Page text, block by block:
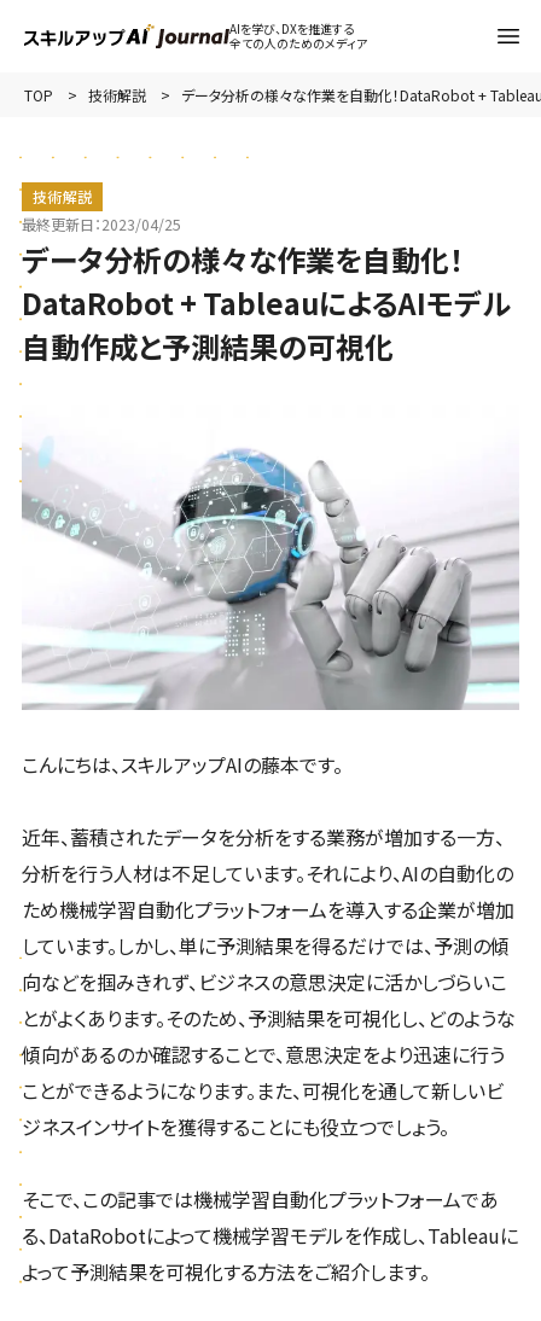
AIを学び、DXを推進する
全ての人のためのメディア
TOP 技術解説 データ分析の様々な作業を自動化！DataRobot +
技術解説
最終更新日：2023/04/25
データ分析の様々な作業を自動化！
DataRobot + TableauによるAIモデル
自動作成と予測結果の可視化
こんにちは、スキルアップAIの藤本です。
近年、蓄積されたデータを分析をする業務が増加する一方、
分析を行う人材は不足しています。それにより、AIの自動化の
ため機械学習自動化プラットフォームを導入する企業が増加
しています。しかし、単に予測結果を得るだけでは、予測の傾
向などを掴みきれず、ビジネスの意思決定に活かしづらいこ
とがよくあります。そのため、予測結果を可視化し、どのような
傾向があるのか確認することで、意思決定をより迅速に行う
ことができるようになります。また、可視化を通して新しいビ
ジネスインサイトを獲得することにも役立つでしょう。
そこで、この記事では機械学習自動化プラットフォームであ
る、DataRobotによって機械学習モデルを作成し、Tableauに
よって予測結果を可視化する方法をご紹介します。